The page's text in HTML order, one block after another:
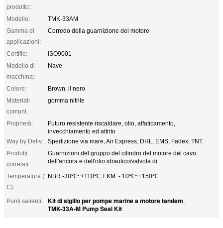
prodotto::
Modello:
TMK-33AM
Gamma di
applicazioni:
Corredo della guarnizione del motore
Certifie:
ISO9001
Modello di
macchina:
Nave
Colore:
Brown, il nero
Materiali
comuni:
gomma nitrile
Proprietà:
Futuro resistente riscaldare, olio, affaticamento,
invecchiamento ed attrito
Way by Deliv:: Spedizione via mare, Air Express, DHL, EMS, Fadex, TNT.
Prodotti
correlati:
Guarnizioni del gruppo del cilindro del motore del cavo
dell'ancora e dell'olio idraulico/valvola di
Temperatura (°
C):
NBR -30℃~+110℃; FKM: - 10℃~+150℃
Punti salienti: Kit di sigillo per pompe marine a motore tandem,
TMK-33A-M Pump Seal Kit